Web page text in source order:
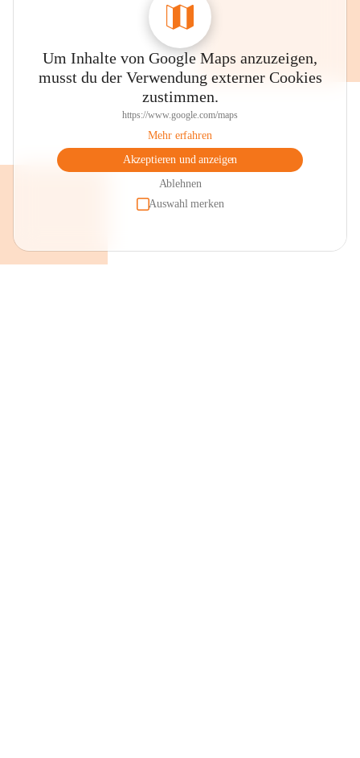
Um Inhalte von Google Maps anzuzeigen,
musst du der Verwendung externer Cookies
zustimmen.
https://www.google.com/maps
Mehr erfahren
Akzeptieren und anzeigen
Ablehnen
Auswahl merken